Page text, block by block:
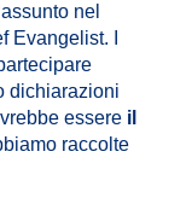
nel
Evangelist. I
dichiarazioni
essere il
raccolte